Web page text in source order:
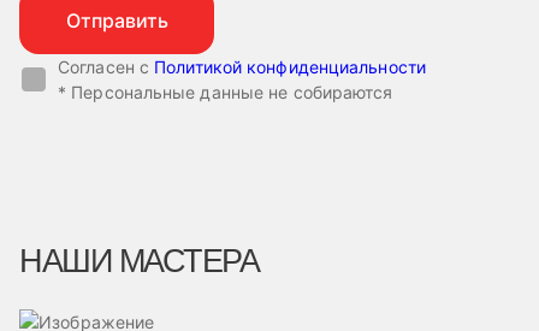
Согласен с Политикой конфиденциальности
* Персональные данные не собираются
НАШИ МАСТЕРА